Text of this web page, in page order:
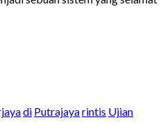
di Putrajayarintis Ujian